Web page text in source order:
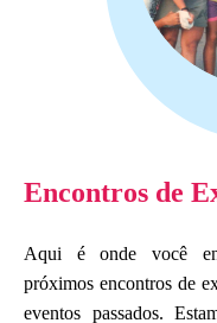
Encontros de
Aqui é onde você
próximos encontros de
eventos passados.